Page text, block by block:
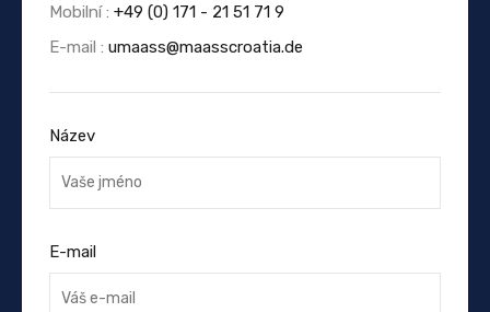
Mobilní : +49 (0) 171 - 21 51 71 9
E-mail : umaass@maasscroatia.de
Název
E-mail